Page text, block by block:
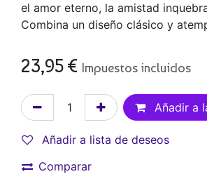
el amor eterno, la amistad
Combina un diseño clásico y
23,95 € Impuestos incluidos
Añadir a
Añadir a lista de deseos
Comparar